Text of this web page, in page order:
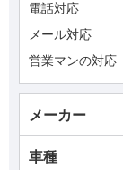
電話対応
メール対応
営業マンの対応
メーカー
車種